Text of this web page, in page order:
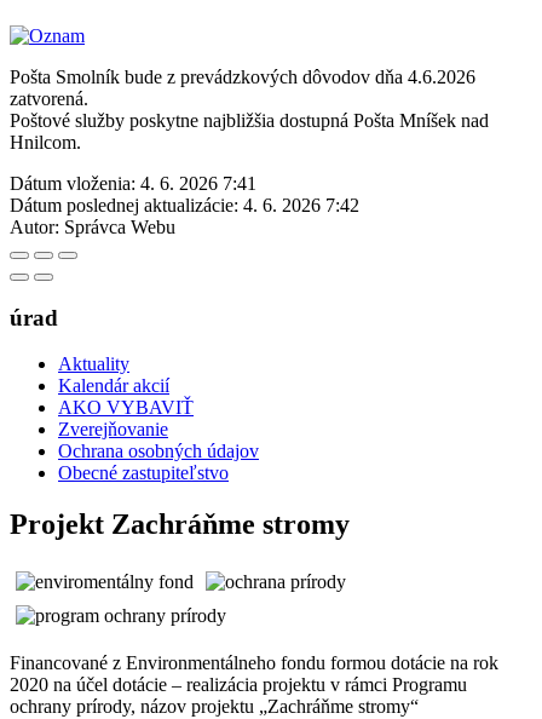
Pošta Smolník bude z prevádzkových dôvodov dňa 4.6.2026
zatvorená.
Poštové služby poskytne najbližšia dostupná Pošta Mníšek nad
Hnilcom.
Dátum vloženia: 4. 6. 2026 7:41
Dátum poslednej aktualizácie: 4. 6. 2026 7:42
Autor: Správca Webu
úrad
Aktuality
Kalendár akcií
AKO VYBAVIŤ
Zverejňovanie
Ochrana osobných údajov
Obecné zastupiteľstvo
Projekt Zachráňme stromy
Financované z Environmentálneho fondu formou dotácie na rok
2020 na účel dotácie – realizácia projektu v rámci Programu
ochrany prírody, názov projektu „Zachráňme stromy“